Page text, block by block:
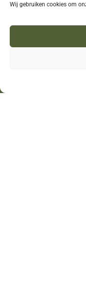
Wij gebruiken cookies om
BE0899 879 490